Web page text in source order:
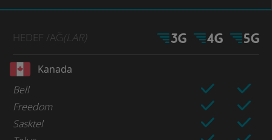
HEDEF /AĞ(LAR)
Kanada
Bell
Freedom
Sasktel